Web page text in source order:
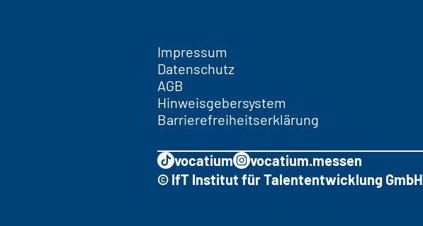
Impressum
Datenschutz
AGB
Hinweisgebersystem
Barrierefreiheitserklärung
vocatium
vocatium.messen
© IfT Institut für Talententwicklung GmbH